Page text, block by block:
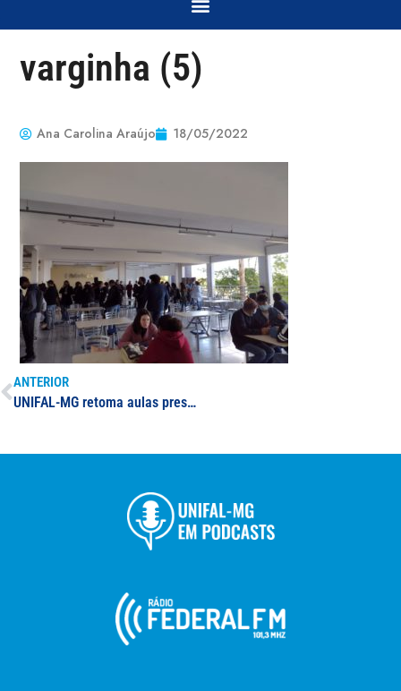
varginha (5)
Ana Carolina Araújo 18/05/2022
ANTERIOR
UNIFAL-MG retoma aulas presenciais para mais de 7 mil estudantes; comunidade acadêmica expressa entusiasmo com a possibilidade de voltar a conviver nos espaços universitários